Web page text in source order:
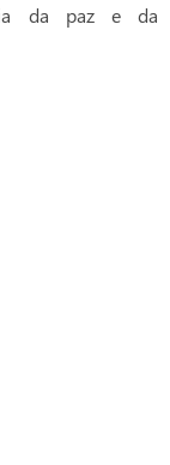
da paz e da